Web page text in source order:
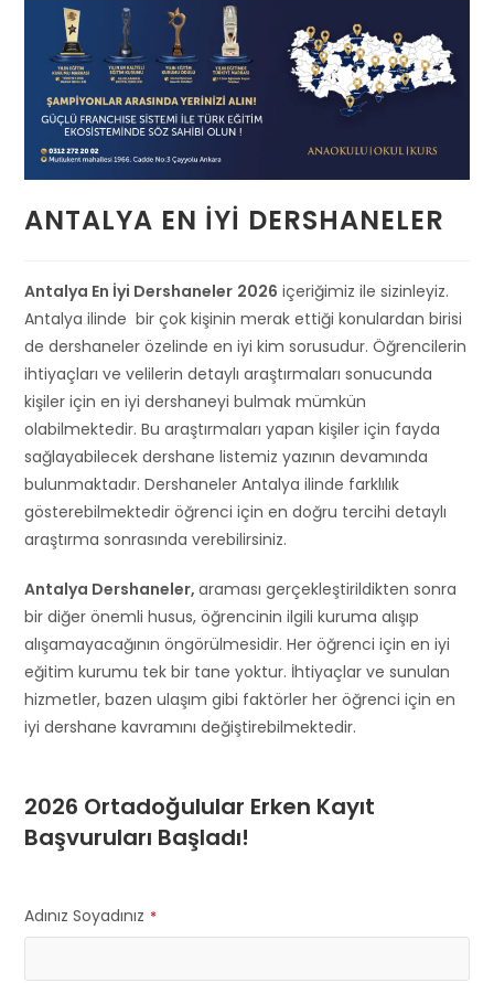
ANTALYA EN İYI DERSHANELER
Antalya En İyi Dershaneler 2026 içeriğimiz ile sizinleyiz.
Antalya ilinde bir çok kişinin merak ettiği konulardan birisi
de dershaneler özelinde en iyi kim sorusudur. Öğrencilerin
ihtiyaçları ve velilerin detaylı araştırmaları sonucunda
kişiler için en iyi dershaneyi bulmak mümkün
olabilmektedir. Bu araştırmaları yapan kişiler için fayda
sağlayabilecek dershane listemiz yazının devamında
bulunmaktadır. Dershaneler Antalya ilinde farklılık
gösterebilmektedir öğrenci için en doğru tercihi detaylı
araştırma sonrasında verebilirsiniz.
Antalya Dershaneler,araması gerçekleştirildikten sonra
bir diğer önemli husus, öğrencinin ilgili kuruma alışıp
alışamayacağının öngörülmesidir. Her öğrenci için en iyi
eğitim kurumu tek bir tane yoktur. İhtiyaçlar ve sunulan
hizmetler, bazen ulaşım gibi faktörler her öğrenci için en
iyi dershane kavramını değiştirebilmektedir.
2026 Ortadoğulular Erken Kayıt
Başvuruları Başladı!
Adınız Soyadınız *